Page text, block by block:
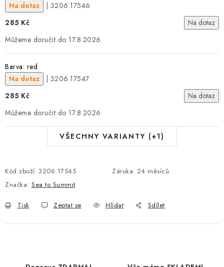
Na dotaz
| 3206.17546
285 Kč
Na dotaz
17.8.2026
Barva: red
Na dotaz
| 3206.17547
285 Kč
Na dotaz
17.8.2026
VŠECHNY VARIANTY (+1)
Kód zboží: 3206.17545 Záruka: 24 měsíců
Značka: Sea to Summit
Tisk Zeptat se Hlídat Sdílet